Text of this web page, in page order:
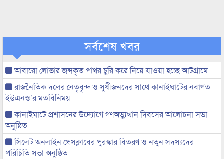
সর্বশেষ খবর
আবারো লোভার জব্দকৃত পাথর চুরি করে নিয়ে যাওয়া হচ্ছে আটগ্রামে
রাজনৈতিক দলের নেতৃবৃন্দ ও সুধীজনদের সাথে কানাইঘাটের নবাগত
ইউএনও’র মতবিনিময়
কানাইঘাটে প্রশাসনের উদ্যোগে গণঅভ্যুত্থান দিবসের আলোচনা সভা
অনুষ্ঠিত
সিলেট অনলাইন প্রেসক্লাবের পুরস্কার বিতরণ ও নতুন সদস্যদের
পরিচিতি সভা অনুষ্ঠিত